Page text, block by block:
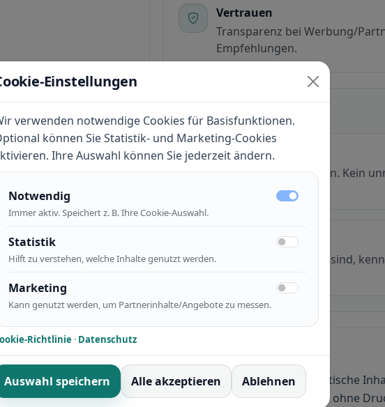
Vertrauen
Transparenz bei Werbung/
Empfehlungen.
– und lösbar
2
Einfach erklären
Kurz, klar, mit Beispielen. Kein
– damit es sich gut
Transparenz
Wenn Inhalte werblich sind,
Für wen ist Schritt Frei?
Für Leserinnen und Leser, die praktische
Kultur“, ohne Übertreibungen und ohne
Einstellungen
verwenden notwendige Cookies für Basisfunktionen.
können Sie Statistik- und Marketing-Cookies
Ihre Auswahl können Sie jederzeit ändern.
Notwendig
Immer aktiv. Speichert z. B. Ihre Cookie-Auswahl.
Statistik
Hilft zu verstehen, welche Inhalte genutzt werden.
Marketing
Kann genutzt werden, um Partnerinhalte/Angebote zu messen.
Richtlinie · Datenschutz
Auswahl speichern Alle akzeptieren Ablehnen